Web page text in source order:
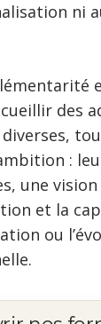
ni
des
:
une
et la
ou